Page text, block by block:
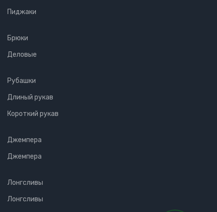
Пиджаки
Брюки
Деловые
Рубашки
Длиный рукав
Короткий рукав
Джемпера
Джемпера
Лонгсливы
Лонгсливы